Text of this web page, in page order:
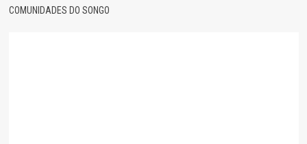
COMUNIDADES DO SONGO